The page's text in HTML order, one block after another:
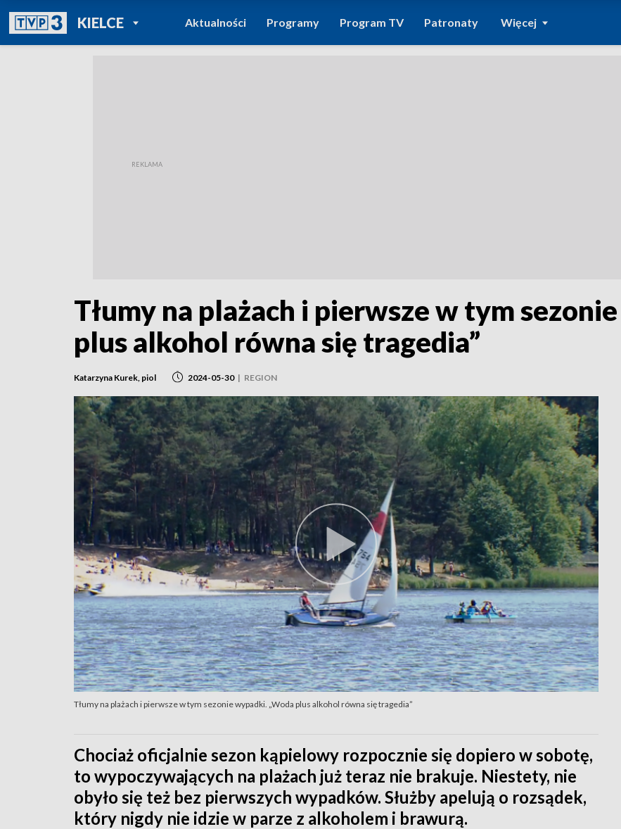
KIELCEPOWRÓT DO
TVP REGIONY
Aktualności Programy Program TV Patronaty Więcej
Tłumy na plażach i pierwsze w tym
plus alkohol równa się tragedia”
Katarzyna Kurek, piol 2024-05-30 | REGION
Tłumy na plażach i pierwsze w tym sezonie wypadki. „Woda plus alkohol równa się tragedia”
Chociaż oficjalnie sezon kąpielowy rozpocznie się dopiero w sobotę,
to wypoczywających na plażach już teraz nie brakuje. Niestety, nie
obyło się też bez pierwszych wypadków. Służby apelują o rozsądek,
który nigdy nie idzie w parze z alkoholem i brawurą.